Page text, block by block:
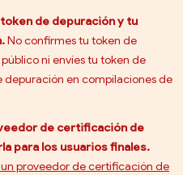
de depuración y tu
No confirmes tu token de
ni envíes tu token de
en compilaciones de
de certificación de
para los usuarios finales.
proveedor de certificación de